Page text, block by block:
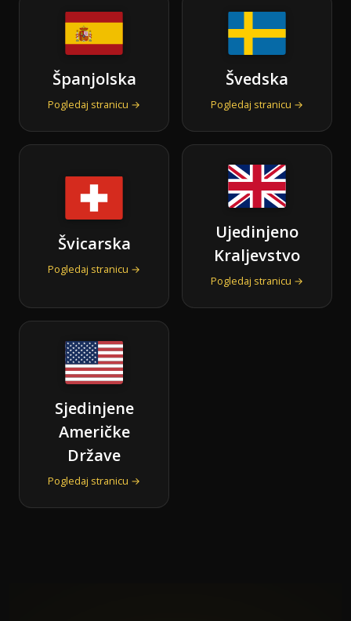
Španjolska
Pogledaj stranicu →
Švedska
Pogledaj stranicu →
Švicarska
Pogledaj stranicu →
Ujedinjeno
Kraljevstvo
Pogledaj stranicu →
Sjedinjene
Američke
Države
Pogledaj stranicu →